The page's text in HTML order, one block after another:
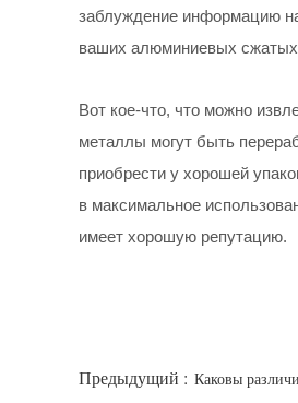
заблуждение информацию
ваших алюминиевых сжатых
Вот кое-что, что можно
металлы могут быть
приобрести у хорошей
в максимальное
имеет хорошую репутацию.
Предыдущий : Каковы